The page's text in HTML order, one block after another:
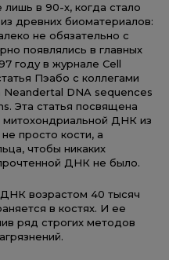
в 90-х, когда стало
древних биоматериалов:
не обязательно с
появлялись в главных
году в журнале Cell
Пэабо с коллегами
Neandertal DNA sequences
Эта статья посвящена
ДНК из
просто кости, а
чтобы никаких
ДНК не было.
возрастом 40 тысяч
в костях. И ее
ряд строгих методов